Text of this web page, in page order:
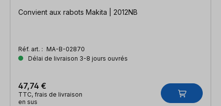
Convient aux rabots Makita | 2012NB
Réf. art. : MA-B-02870
Délai de livraison 3-8 jours ouvrés
47,74 €
TTC, frais de livraison
en sus